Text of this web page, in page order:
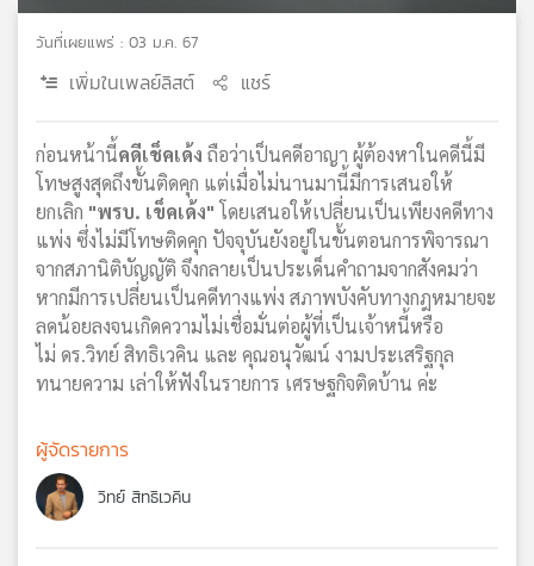
แผนที่
วิทยุ
เครือ
วันที่เผยแพร่ : 03 ม.ค. 67
เพิ่มในเพลย์ลิสต์ แชร์
ก่อนหน้านี้คดีเช็คเด้ง ถือว่าเป็นคดีอาญา ผู้ต้องหาในคดีนี้มี
โทษสูงสุดถึงขั้นติดคุก แต่เมื่อไม่นานมานี้มีการเสนอให้
ยกเลิก "พรบ. เข็คเด้ง" โดยเสนอให้เปลี่ยนเป็นเพียงคดีทาง
แพ่ง ซึ่งไม่มีโทษติดคุก ปัจจุบันยังอยู่ในขั้นตอนการพิจารณา
จากสภานิติบัญญัติ จึงกลายเป็นประเด็นคำถามจากสังคมว่า
หากมีการเปลี่ยนเป็นคดีทางแพ่ง สภาพบังคับทางกฎหมายจะ
ลดน้อยลงจนเกิดความไม่เชื่อมั่นต่อผู้ที่เป็นเจ้าหนี้หรือ
ไม่ ดร.วิทย์ สิทธิเวคิน และ คุณอนุวัฒน์ งามประเสริฐกุล
ทนายความ เล่าให้ฟังในรายการ เศรษฐกิจติดบ้าน ค่ะ
ผู้จัดรายการ
วิทย์ สิทธิเวคิน